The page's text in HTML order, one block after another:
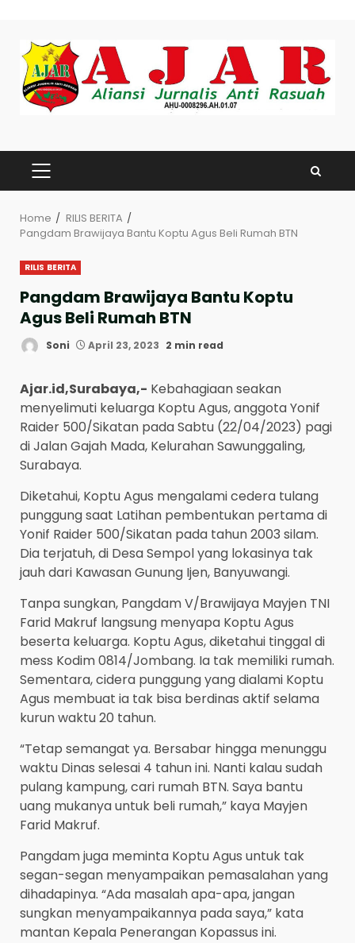
content
PRIMARY
MENU
Home
RILIS BERITA
Pangdam Brawijaya Bantu Koptu Agus Beli Rumah BTN
RILIS BERITA
Pangdam Brawijaya Bantu Koptu
Agus Beli Rumah BTN
Soni April 23, 2023 2 min read
Ajar.id,Surabaya,- Kebahagiaan seakan
menyelimuti keluarga Koptu Agus, anggota Yonif
Raider 500/Sikatan pada Sabtu (22/04/2023) pagi
di Jalan Gajah Mada, Kelurahan Sawunggaling,
Surabaya.
Diketahui, Koptu Agus mengalami cedera tulang
punggung saat Latihan pembentukan pertama di
Yonif Raider 500/Sikatan pada tahun 2003 silam.
Dia terjatuh, di Desa Sempol yang lokasinya tak
jauh dari Kawasan Gunung Ijen, Banyuwangi.
Tanpa sungkan, Pangdam V/Brawijaya Mayjen TNI
Farid Makruf langsung menyapa Koptu Agus
beserta keluarga. Koptu Agus, diketahui tinggal di
mess Kodim 0814/Jombang. Ia tak memiliki rumah.
Sementara, cidera punggung yang dialami Koptu
Agus membuat ia tak bisa berdinas aktif selama
kurun waktu 20 tahun.
“Tetap semangat ya. Bersabar hingga menunggu
waktu Dinas selesai 4 tahun ini. Nanti kalau sudah
pulang kampung, cari rumah BTN. Saya bantu
uang mukanya untuk beli rumah,” kaya Mayjen
Farid Makruf.
Pangdam juga meminta Koptu Agus untuk tak
segan-segan menyampaikan pemasalahan yang
dihadapinya. “Ada masalah apa-apa, jangan
sungkan menyampaikannya pada saya,” kata
mantan Kepala Penerangan Kopassus ini.